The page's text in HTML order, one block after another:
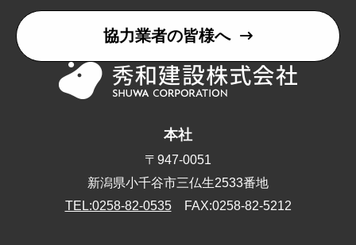
協力業者の皆様へ
本社
〒947-0051
新潟県小千谷市三仏生2533番地
TEL:0258-82-0535FAX:0258-82-5212